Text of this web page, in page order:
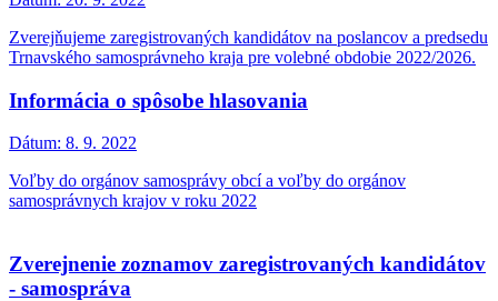
Zverejňujeme zaregistrovaných kandidátov na poslancov a predsedu
Trnavského samosprávneho kraja pre volebné obdobie 2022/2026.
Informácia o spôsobe hlasovania
Dátum: 8. 9. 2022
Voľby do orgánov samosprávy obcí a voľby do orgánov
samosprávnych krajov v roku 2022
Zverejnenie zoznamov zaregistrovaných kandidátov
- samospráva